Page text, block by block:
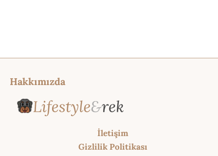
Hakkımızda
İletişim
Gizlilik Politikası